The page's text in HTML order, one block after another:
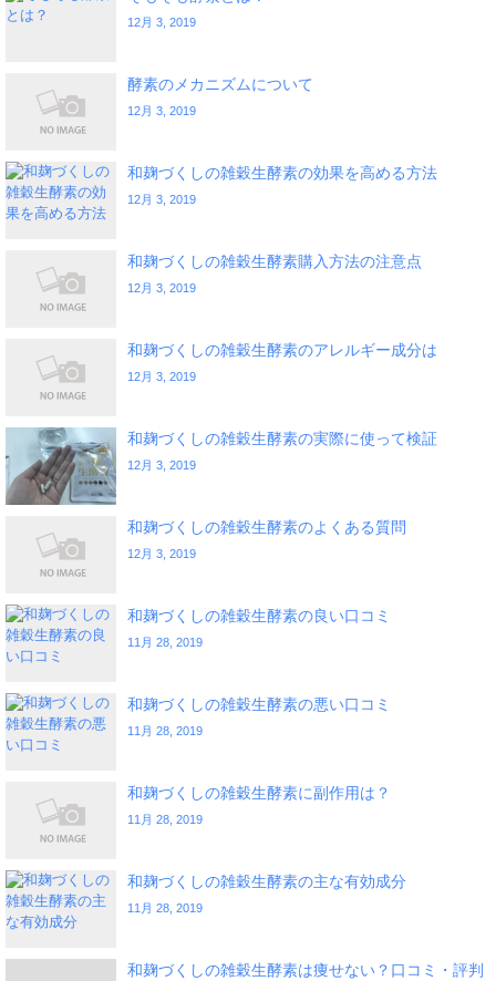
12月 3, 2019
酵素のメカニズムについて
12月 3, 2019
和麹づくしの雑穀生酵素の効果を高める方法
12月 3, 2019
和麹づくしの雑穀生酵素購入方法の注意点
12月 3, 2019
和麹づくしの雑穀生酵素のアレルギー成分は
12月 3, 2019
和麹づくしの雑穀生酵素の実際に使って検証
12月 3, 2019
和麹づくしの雑穀生酵素のよくある質問
12月 3, 2019
和麹づくしの雑穀生酵素の良い口コミ
11月 28, 2019
和麹づくしの雑穀生酵素の悪い口コミ
11月 28, 2019
和麹づくしの雑穀生酵素に副作用は？
11月 28, 2019
和麹づくしの雑穀生酵素の主な有効成分
11月 28, 2019
和麹づくしの雑穀生酵素は痩せない？口コミ・評判